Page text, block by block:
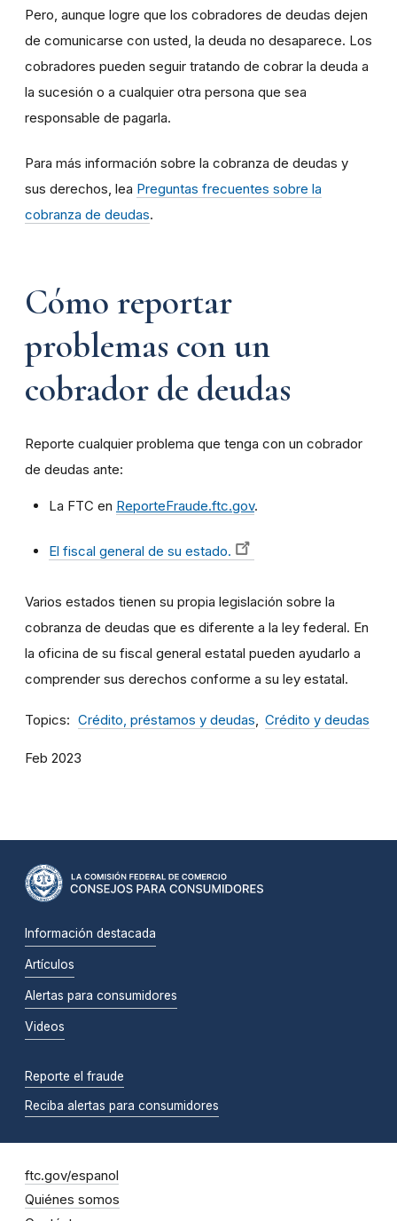
Pero, aunque logre que los cobradores de deudas dejen
de comunicarse con usted, la deuda no desaparece. Los
cobradores pueden seguir tratando de cobrar la deuda a
la sucesión o a cualquier otra persona que sea
responsable de pagarla.
Para más información sobre la cobranza de deudas y
sus derechos, lea Preguntas frecuentes sobre la
cobranza de deudas.
Cómo reportar
problemas con un
cobrador de deudas
Reporte cualquier problema que tenga con un cobrador
de deudas ante:
La FTC en ReporteFraude.ftc.gov.
El fiscal general de su estado.
Varios estados tienen su propia legislación sobre la
cobranza de deudas que es diferente a la ley federal. En
la oficina de su fiscal general estatal pueden ayudarlo a
comprender sus derechos conforme a su ley estatal.
Topics Crédito, préstamos y deudas Crédito y deudas
Feb 2023
Información destacada
Artículos
Alertas para consumidores
Videos
Reporte el fraude
Reciba alertas para consumidores
ftc.gov/espanol
Quiénes somos